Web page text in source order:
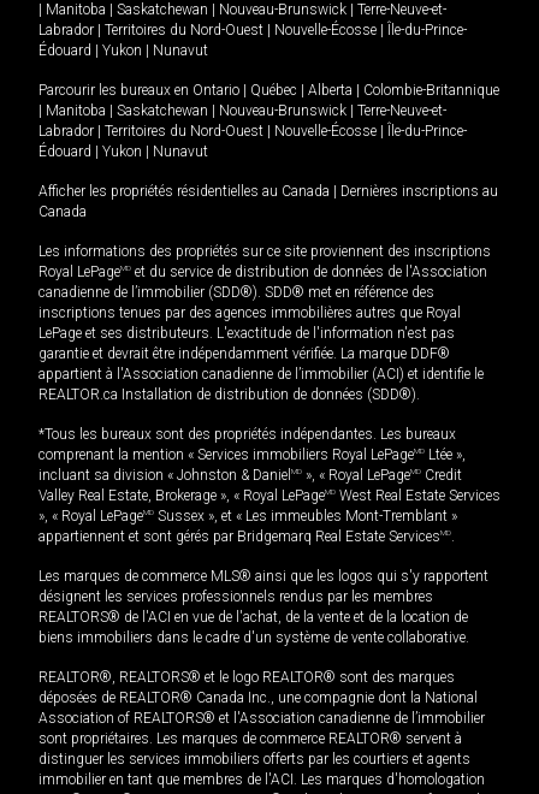
Manitoba Saskatchewan Nouveau-Brunswick
Terre-Neuve-et-
Labrador
Territoires du Nord-Ouest Nouvelle-Écosse
Île-du-Prince-
Édouard
Yukon Nunavut
Parcourir les bureaux en Ontario Québec Alberta
Colombie-Britannique
Manitoba Saskatchewan Nouveau-Brunswick
Terre-Neuve-et-
Labrador
Territoires du Nord-Ouest Nouvelle-Écosse
Île-du-Prince-
Édouard
Yukon Nunavut
Afficher les propriétés résidentielles au Canada
Dernières inscriptions au
Canada
Les informations des propriétés sur ce site proviennent des inscriptions
Royal LePageMD et du service de distribution de données de l'Association
canadienne de l’immobilier (SDD®). SDD® met en référence des
inscriptions tenues par des agences immobilières autres que Royal
LePage et ses distributeurs. L'exactitude de l'information n'est pas
garantie et devrait être indépendamment vérifiée. La marque DDF®
appartient à l'Association canadienne de l’immobilier (ACI) et identifie le
REALTOR.ca Installation de distribution de données (SDD®).
*Tous les bureaux sont des propriétés indépendantes. Les bureaux
comprenant la mention « Services immobiliers Royal LePageMD Ltée »,
incluant sa division « Johnston & Daniel MD », « Royal LePageMD Credit
Valley Real Estate, Brokerage », « Royal LePageMD West Real Estate Services
», « Royal LePageMD Sussex », et « Les immeubles Mont-Tremblant »
appartiennent et sont gérés par Bridgemarq Real Estate ServicesMD.
Les marques de commerce MLS® ainsi que les logos qui s'y rapportent
désignent les services professionnels rendus par les membres
REALTORS® de l'ACI en vue de l'achat, de la vente et de la location de
biens immobiliers dans le cadre d'un système de vente collaborative.
REALTOR®, REALTORS® et le logo REALTOR® sont des marques
déposées de REALTOR® Canada Inc., une compagnie dont la National
Association of REALTORS® et l'Association canadienne de l’immobilier
sont propriétaires. Les marques de commerce REALTOR® servent à
distinguer les services immobiliers offerts par les courtiers et agents
immobilier en tant que membres de l'ACI. Les marques d'homologation